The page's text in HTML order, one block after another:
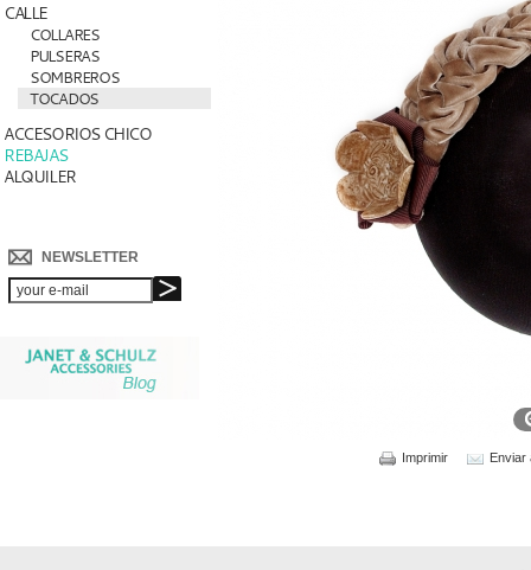
CALLE
COLLARES
PULSERAS
SOMBREROS
TOCADOS
ACCESORIOS CHICO
REBAJAS
ALQUILER
NEWSLETTER
Enviar
Imprimir